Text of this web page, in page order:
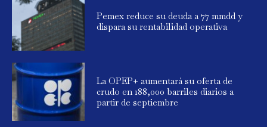
Pemex reduce su deuda a 77 mmdd y
dispara su rentabilidad operativa
La OPEP+ aumentará su oferta de
crudo en 188,000 barriles diarios a
partir de septiembre